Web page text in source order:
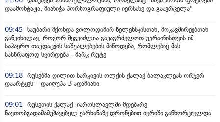
დაამონტაჟა, მიანიჭა პორნოგრაფიული იერსახე და გაავრცელა"
09:45 საუბარი მქონდა ვოლოდიმირ ზელენსკისთან, მოკავშირეებთან
განვიხილავ, როგორ შეგვიძლია გავაგრძელოთ უკრაინისთვის იმ
საჰაერო თავდაცვის საშუალებების მიწოდება, რომლებიც მას
სასწრაფოდ სჭირდება - მარკ რუტე
09:18 რუსებმა დილით ხარკივის ოლქის ქალაქ ბალაკლეას ორჯერ
დაარტყეს – დაიღუპა 3 ადამიანი
09:01
რუსეთის ქალაქ იაროსლავლში მდებარე
ნავთობგადამამუშავებელ ქარხანაზე დრონებით იერიში განხორციელდა